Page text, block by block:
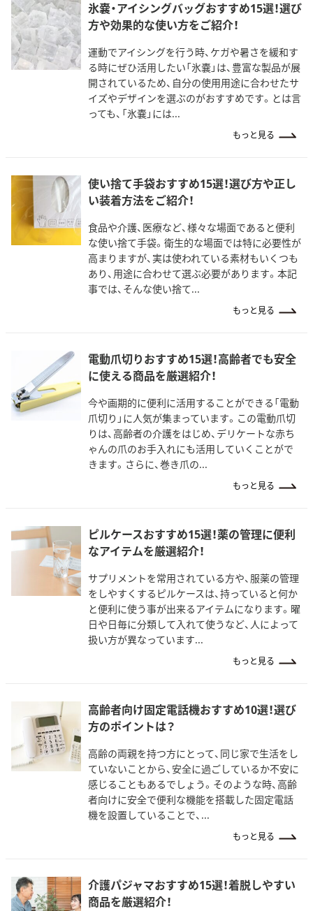
氷嚢・アイシングバッグおすすめ15選！選び
方や効果的な使い方をご紹介！
運動でアイシングを行う時、ケガや暑さを緩和す
る時にぜひ活用したい「氷嚢」は、豊富な製品が展
開されているため、自分の使用用途に合わせたサ
イズやデザインを選ぶのがおすすめです。とは言
っても、「氷嚢」には...
もっと見る
使い捨て手袋おすすめ15選！選び方や正し
い装着方法をご紹介！
食品や介護、医療など、様々な場面であると便利
な使い捨て手袋。衛生的な場面では特に必要性が
高まりますが、実は使われている素材もいくつも
あり、用途に合わせて選ぶ必要があります。本記
事では、そんな使い捨て...
もっと見る
電動爪切りおすすめ15選！高齢者でも安全
に使える商品を厳選紹介！
今や画期的に便利に活用することができる「電動
爪切り」に人気が集まっています。この電動爪切
りは、高齢者の介護をはじめ、デリケートな赤ち
ゃんの爪のお手入れにも活用していくことがで
きます。さらに、巻き爪の...
もっと見る
ピルケースおすすめ15選！薬の管理に便利
なアイテムを厳選紹介！
サプリメントを常用されている方や、服薬の管理
をしやすくするピルケースは、持っていると何か
と便利に使う事が出来るアイテムになります。曜
日や日毎に分類して入れて使うなど、人によって
扱い方が異なっています...
もっと見る
高齢者向け固定電話機おすすめ10選！選び
方のポイントは？
高齢の両親を持つ方にとって、同じ家で生活をし
ていないことから、安全に過ごしているか不安に
感じることもあるでしょう。そのような時、高齢
者向けに安全で便利な機能を搭載した固定電話
機を設置していることで、...
もっと見る
介護パジャマおすすめ15選！着脱しやすい
商品を厳選紹介！